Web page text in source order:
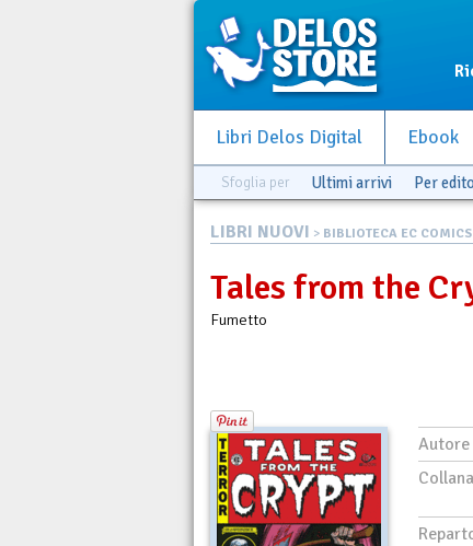
Libri Delos Digital Ebook
Sfoglia per Ultimi arrivi Per
LIBRI NUOVI > BIBLIOTECA EC COMICS
Tales from the
Fumetto
Autore
Collana